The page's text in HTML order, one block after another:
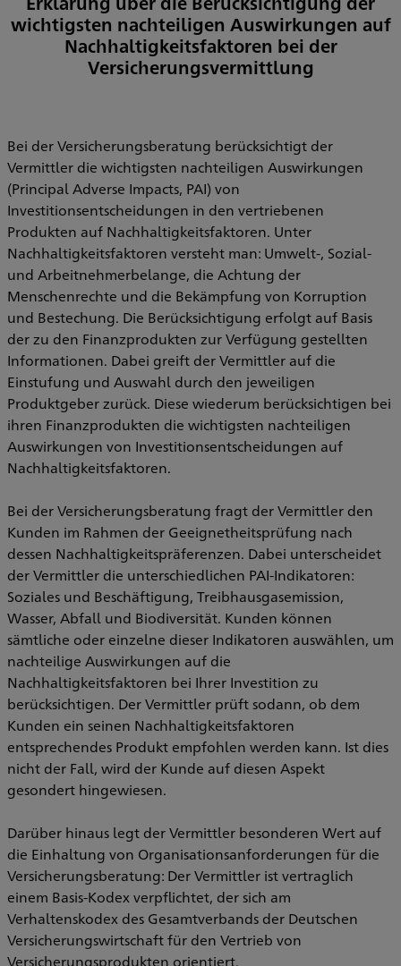
wichtigsten nachteiligen Auswirkungen auf
Nachhaltigkeitsfaktoren bei der
Versicherungsvermittlung
Bei der Versicherungsberatung berücksichtigt der
Vermittler die wichtigsten nachteiligen Auswirkungen
(Principal Adverse Impacts, PAI) von
Investitionsentscheidungen in den vertriebenen
Produkten auf Nachhaltigkeitsfaktoren. Unter
Nachhaltigkeitsfaktoren versteht man: Umwelt-, Sozial-
und Arbeitnehmerbelange, die Achtung der
Menschenrechte und die Bekämpfung von Korruption
und Bestechung. Die Berücksichtigung erfolgt auf Basis
der zu den Finanzprodukten zur Verfügung gestellten
Informationen. Dabei greift der Vermittler auf die
Einstufung und Auswahl durch den jeweiligen
Produktgeber zurück. Diese wiederum berücksichtigen bei
ihren Finanzprodukten die wichtigsten nachteiligen
Auswirkungen von Investitionsentscheidungen auf
Nachhaltigkeitsfaktoren.
Bei der Versicherungsberatung fragt der Vermittler den
Kunden im Rahmen der Geeignetheitsprüfung nach
dessen Nachhaltigkeitspräferenzen. Dabei unterscheidet
der Vermittler die unterschiedlichen PAI-Indikatoren:
Soziales und Beschäftigung, Treibhausgasemission,
Wasser, Abfall und Biodiversität. Kunden können
sämtliche oder einzelne dieser Indikatoren auswählen, um
nachteilige Auswirkungen auf die
Nachhaltigkeitsfaktoren bei Ihrer Investition zu
berücksichtigen. Der Vermittler prüft sodann, ob dem
Kunden ein seinen Nachhaltigkeitsfaktoren
entsprechendes Produkt empfohlen werden kann. Ist dies
nicht der Fall, wird der Kunde auf diesen Aspekt
gesondert hingewiesen.
Darüber hinaus legt der Vermittler besonderen Wert auf
die Einhaltung von Organisationsanforderungen für die
Versicherungsberatung: Der Vermittler ist vertraglich
einem Basis-Kodex verpflichtet, der sich am
Verhaltenskodex des Gesamtverbands der Deutschen
Versicherungswirtschaft für den Vertrieb von
Versicherungsprodukten orientiert.